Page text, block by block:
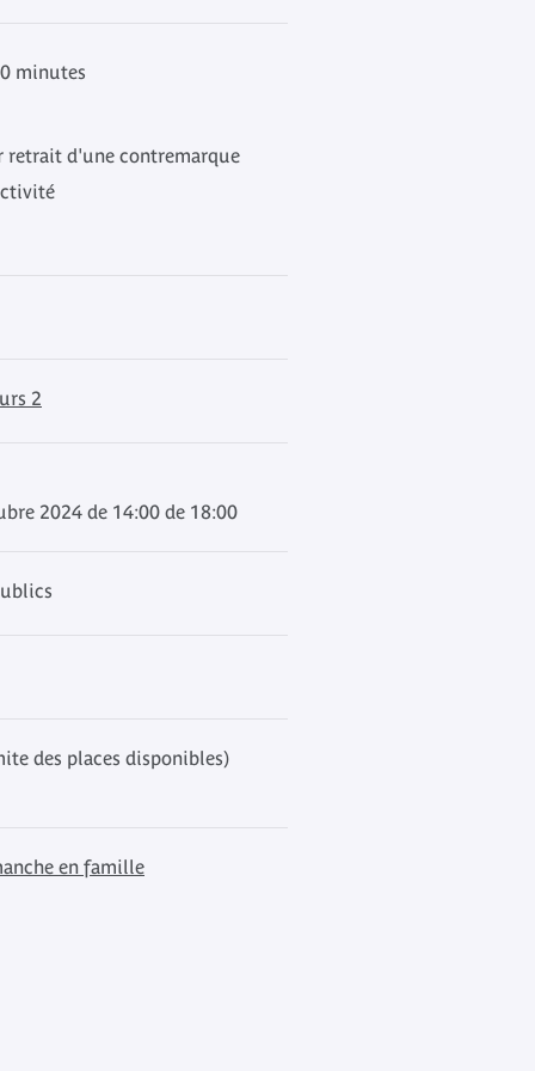
minutes
retrait d'une contremarque
2
2024 de 14:00 de 18:00
des places disponibles)
en famille